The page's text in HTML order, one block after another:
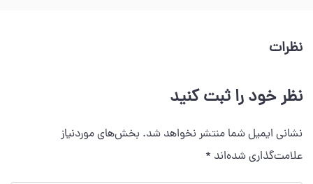
نظرات
نظر خود را ثبت کنید
نشانی ایمیل شما منتشر نخواهد شد. بخش‌های موردنیاز
علامت‌گذاری شده‌اند *